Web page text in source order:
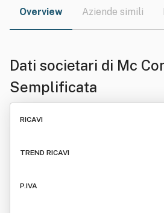
Overview Aziende simili
Dati societari di Mc
Semplificata
RICAVI
TREND RICAVI
P.IVA